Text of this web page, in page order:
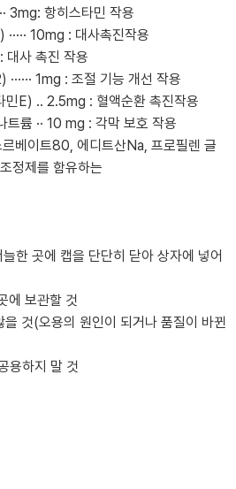
3mg: 항히스타민 작용
10mg : 대사촉진작용
: 대사 촉진 작용
1mg : 조절 기능 개선 작용
민E) .. 2.5mg : 혈액순환 촉진작용
륨 ·· 10 mg : 각막 보호 작용
베이트80, 에디트산Na, 프로필렌 글
정제를 함유하는
한 곳에 캡을 단단히 닫아 상자에 넣어
에 보관할 것
것(오용의 원인이 되거나 품질이 바뀐
용하지 말 것